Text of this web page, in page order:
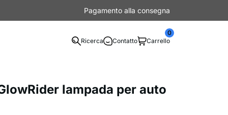
Pagamento alla consegna
Ricerca Contatto Carrello
0
lampada per auto